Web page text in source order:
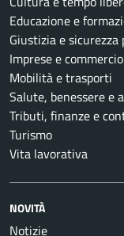
Educazione e
Giustizia e sicurezza
Imprese e commercio
Mobilità e trasporti
Salute, benessere e
Tributi, finanze e
Turismo
Vita lavorativa
NOVITÀ
Notizie